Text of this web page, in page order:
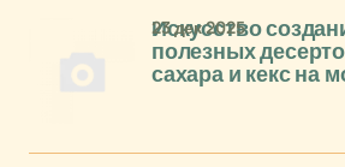
Искусство
полезных
сахара и кекс на
23 дек 2025